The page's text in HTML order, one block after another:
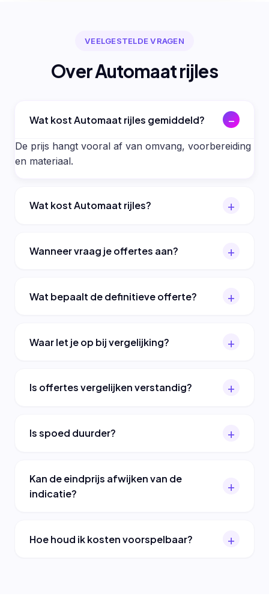
VEELGESTELDE VRAGEN
Over Automaat rijles
Wat kost Automaat rijles gemiddeld?
De prijs hangt vooral af van omvang, voorbereiding
en materiaal.
Wat kost Automaat rijles?
Wanneer vraag je offertes aan?
Wat bepaalt de definitieve offerte?
Waar let je op bij vergelijking?
Is offertes vergelijken verstandig?
Is spoed duurder?
Kan de eindprijs afwijken van de
indicatie?
Hoe houd ik kosten voorspelbaar?